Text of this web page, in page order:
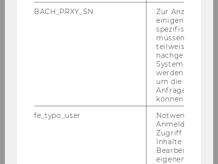
On the Very Idea of Context
BACH_PRXY_SN
Zur Anzeige von
einigen WU-
spezifischen
müssen
teilweise von
nachgelagerten
System
werden.
um die Antwort
Anfrage
können.
fe_typo_user
Notwendig für
Anmeldung und
Zugriff auf
Inhalte oder zur
Bearbeitung des
eigenen Profils.